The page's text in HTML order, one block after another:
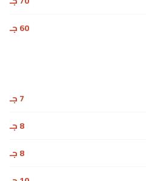
60 جـ
7 جـ
8 جـ
8 جـ